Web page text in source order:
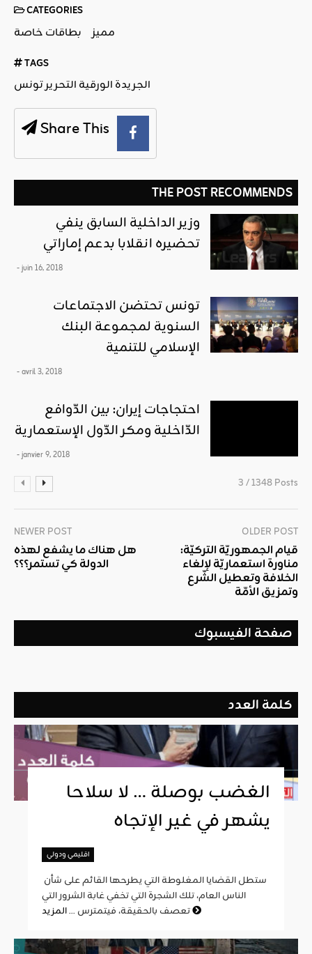
CATEGORIES
بطاقات خاصة مميز
TAGS
الجريدة الورقية التحرير تونس
Share This
THE POST RECOMMENDS
وزير الداخلية السابق ينفي
تحضيره انقلابا بدعم إماراتي
- juin 16, 2018
تونس تحتضن الاجتماعات
السنوية لمجموعة البنك
الإسلامي للتنمية
- avril 3, 2018
احتجاجات إيران: بين الدّوافع
الدّاخلية ومكر الدّول الإستعمارية
- janvier 9, 2018
3 / 1348 Posts
NEWER POST
هل هناك ما يشفع لهذه
الدولة كي تستمر؟؟؟
OLDER POST
قيام الجمهوريّة التركيّة:
مناورة استعماريّة لإلغاء
الخلافة وتعطيل الشّرع
وتمزيق الأمّة
صفحة الفيسبوك
كلمة العدد
الغضب بوصلة … لا سلاحا
يشهر في غير الإتجاه
اقليمي ودولي
الناس العام، تلك الشجرة التي تخفي غابة الشرور التي
تعصف بالحقيقة، فيتمترس ...